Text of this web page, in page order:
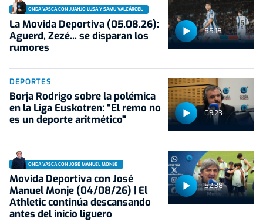
55:18
ONDA VASCA CON JUANJO LUSA Y SAMU VALCÁRCEL
La Movida Deportiva (05.08.26):
Aguerd, Zezé... se disparan los
rumores
09:23
DEPORTES
Borja Rodrigo sobre la polémica
en la Liga Euskotren: "El remo no
es un deporte aritmético"
52:38
ONDA VASCA CON JOSÉ MANUEL MONJE
Movida Deportiva con José
Manuel Monje (04/08/26) | El
Athletic continúa descansando
antes del inicio liguero